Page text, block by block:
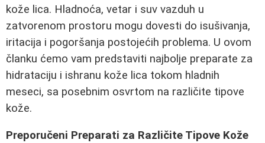
kože lica. Hladnoća, vetar i suv vazduh u
zatvorenom prostoru mogu dovesti do isušivanja,
iritacija i pogoršanja postojećih problema. U ovom
članku ćemo vam predstaviti najbolje preparate za
hidrataciju i ishranu kože lica tokom hladnih
meseci, sa posebnim osvrtom na različite tipove
kože.
Preporučeni Preparati za Različite Tipove Kože